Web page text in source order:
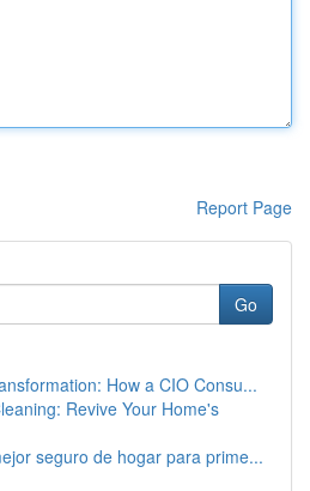
Report Page
Go
How a CIO Consu...
Revive Your Home's
seguro de hogar para prime...